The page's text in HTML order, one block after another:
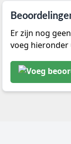
Er zijn nog
voeg